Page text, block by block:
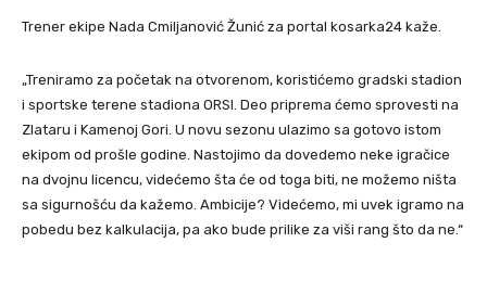
Trener ekipe Nada Cmiljanović Žunić za portal kosarka24 kaže.
„Treniramo za početak na otvorenom, koristićemo gradski stadion
i sportske terene stadiona ORSI. Deo priprema ćemo sprovesti na
Zlataru i Kamenoj Gori. U novu sezonu ulazimo sa gotovo istom
ekipom od prošle godine. Nastojimo da dovedemo neke igračice
na dvojnu licencu, videćemo šta će od toga biti, ne možemo ništa
sa sigurnošću da kažemo. Ambicije? Videćemo, mi uvek igramo na
pobedu bez kalkulacija, pa ako bude prilike za viši rang što da ne.“